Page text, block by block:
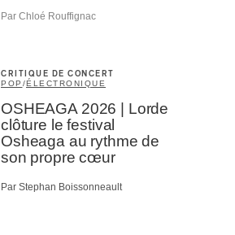
Par Chloé Rouffignac
CRITIQUE DE CONCERT
POP /ÉLECTRONIQUE
OSHEAGA 2026 | Lorde
clôture le festival
Osheaga au rythme de
son propre cœur
Par Stephan Boissonneault